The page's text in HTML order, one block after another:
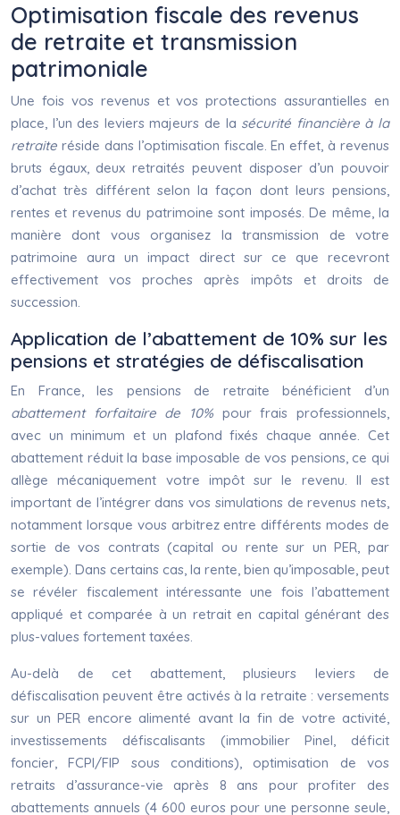
Optimisation fiscale des revenus
de retraite et transmission
patrimoniale
Une fois vos revenus et vos protections assurantielles en
place, l’un des leviers majeurs de la sécurité financière à la
retraite réside dans l’optimisation fiscale. En effet, à revenus
bruts égaux, deux retraités peuvent disposer d’un pouvoir
d’achat très différent selon la façon dont leurs pensions,
rentes et revenus du patrimoine sont imposés. De même, la
manière dont vous organisez la transmission de votre
patrimoine aura un impact direct sur ce que recevront
effectivement vos proches après impôts et droits de
succession.
Application de l’abattement de 10% sur les
pensions et stratégies de défiscalisation
En France, les pensions de retraite bénéficient d’un
abattement forfaitaire de 10% pour frais professionnels,
avec un minimum et un plafond fixés chaque année. Cet
abattement réduit la base imposable de vos pensions, ce qui
allège mécaniquement votre impôt sur le revenu. Il est
important de l’intégrer dans vos simulations de revenus nets,
notamment lorsque vous arbitrez entre différents modes de
sortie de vos contrats (capital ou rente sur un PER, par
exemple). Dans certains cas, la rente, bien qu’imposable, peut
se révéler fiscalement intéressante une fois l’abattement
appliqué et comparée à un retrait en capital générant des
plus-values fortement taxées.
Au-delà de cet abattement, plusieurs leviers de
défiscalisation peuvent être activés à la retraite : versements
sur un PER encore alimenté avant la fin de votre activité,
investissements défiscalisants (immobilier Pinel, déficit
foncier, FCPI/FIP sous conditions), optimisation de vos
retraits d’assurance-vie après 8 ans pour profiter des
abattements annuels (4 600 euros pour une personne seule,